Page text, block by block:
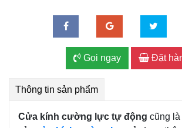
Gọi ngay Đặt
Thông tin sản phẩm
Cửa kính cường lực tự động cũng